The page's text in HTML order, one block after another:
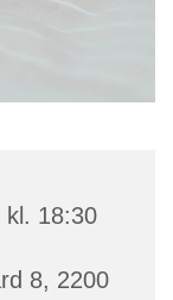
kl. 18:30
8, 2200